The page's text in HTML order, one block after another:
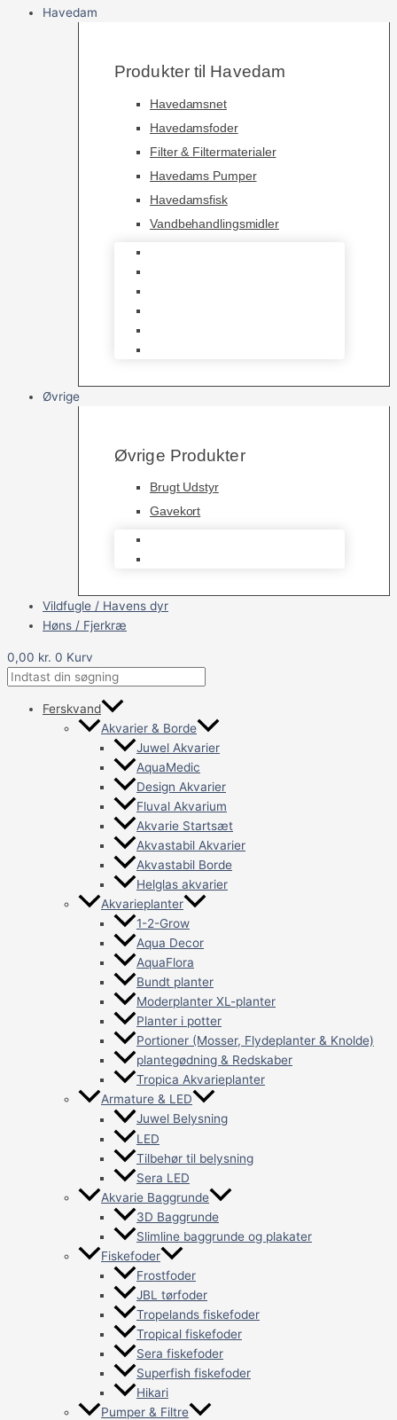
Havedam
Produkter til Havedam
Havedamsnet
Havedamsfoder
Filter & Filtermaterialer
Havedams Pumper
Havedamsfisk
Vandbehandlingsmidler
Øvrige
Øvrige Produkter
Brugt Udstyr
Gavekort
Vildfugle / Havens dyr
Høns / Fjerkræ
0,00 kr. 0 Kurv
Ferskvand
Akvarier & Borde
Juwel Akvarier
AquaMedic
Design Akvarier
Fluval Akvarium
Akvarie Startsæt
Akvastabil Akvarier
Akvastabil Borde
Helglas akvarier
Akvarieplanter
1-2-Grow
Aqua Decor
AquaFlora
Bundt planter
Moderplanter XL-planter
Planter i potter
Portioner (Mosser, Flydeplanter & Knolde)
plantegødning & Redskaber
Tropica Akvarieplanter
Armature & LED
Juwel Belysning
LED
Tilbehør til belysning
Sera LED
Akvarie Baggrunde
3D Baggrunde
Slimline baggrunde og plakater
Fiskefoder
Frostfoder
JBL tørfoder
Tropelands fiskefoder
Tropical fiskefoder
Sera fiskefoder
Superfish fiskefoder
Hikari
Pumper & Filtre